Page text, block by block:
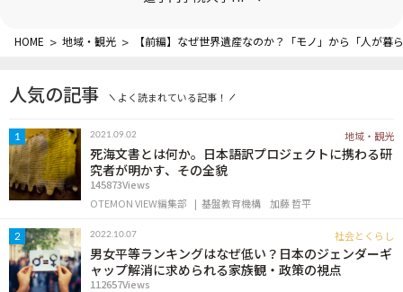
HOME > 地域・観光 > 【前編】なぜ世界遺産なのか？「モノ」から「人が
人気の記事 よく読まれている記事！
1 2021.09.02 地域・観光
死海文書とは何か。日本語訳プロジェクトに携わる研
究者が明かす、その全貌
145873Views
OTEMON VIEW編集部
基盤教育機構 加藤 哲平
2 2022.10.07 社会とくらし
男女平等ランキングはなぜ低い？日本のジェンダーギ
ャップ解消に求められる家族観・政策の視点
112657Views